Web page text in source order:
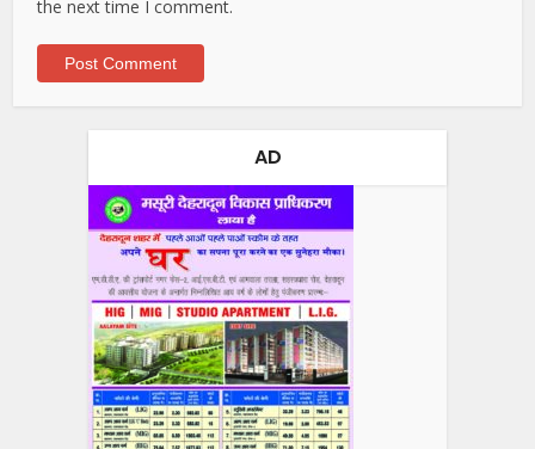
the next time I comment.
AD